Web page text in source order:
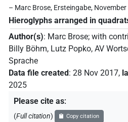
– Marc Brose, Ersteingabe,
Hieroglyphs arranged in
Author(s): Marc Brose; with
Billy Böhm, Lutz Popko, AV
Sprache
Data file created : 28 Nov 2017,
2025
Please cite as:
(Full citation) Copy citation